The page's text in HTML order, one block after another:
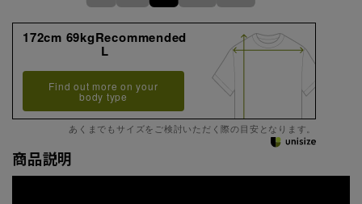
172cm 69kgRecommended
L
Find out more on your
body type
あくまでもサイズをご検討いただく際の目安となります。
商品説明